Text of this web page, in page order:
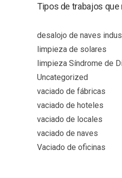
Tipos de trabajos
desalojo de naves
limpieza de solares
limpieza Síndrome de
Uncategorized
vaciado de fábricas
vaciado de hoteles
vaciado de locales
vaciado de naves
Vaciado de oficinas